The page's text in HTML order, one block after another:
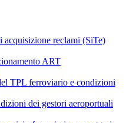
acquisizione reclami (SiTe)
ART
TPL ferroviario e condizioni
dei gestori aeroportuali